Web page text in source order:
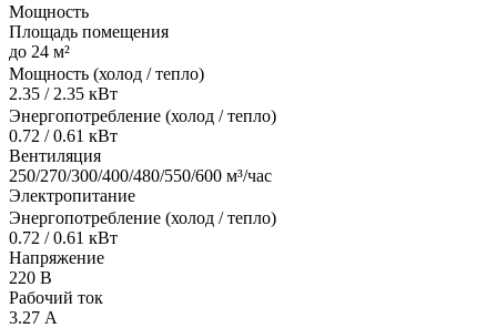
Мощность
Площадь помещения
до 24 м²
Мощность (холод / тепло)
2.35 / 2.35 кВт
Энергопотребление (холод / тепло)
0.72 / 0.61 кВт
Вентиляция
250/270/300/400/480/550/600 м³/час
Электропитание
Энергопотребление (холод / тепло)
0.72 / 0.61 кВт
Напряжение
220 В
Рабочий ток
3.27 А